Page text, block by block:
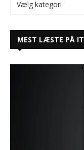
MEST LÆSTE PÅ